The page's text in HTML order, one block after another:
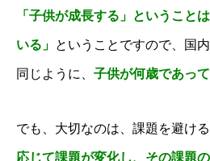
「子供が成長する」ということ
いる」 ということですので、 国
同じように、 子供が何歳であっ
でも、大切なのは、課題を避け
応じて課題が変化し、その課題